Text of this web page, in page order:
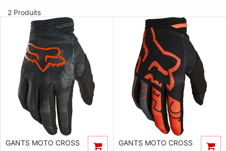
2 Produits
GANTS MOTO CROSS GANTS MOTO CROSS